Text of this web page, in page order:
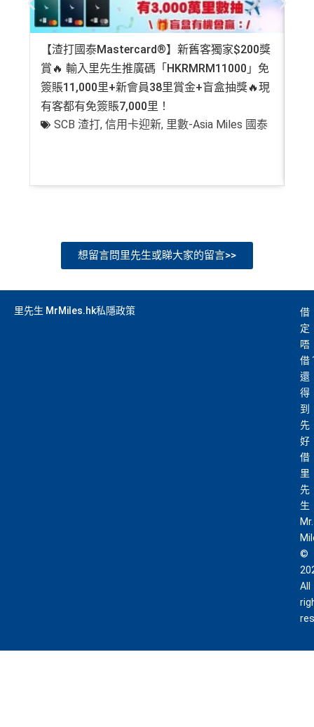
【渣打國泰Mastercard®】新舊客獨家$200獎
賞🔥 輸入里先生推廣碼「HKRMRM11000」免
簽賬11,000里+新會員38里賞金+盲盒抽獎🔥現
有客都有免簽賬7,000里！
SCB 渣打,信用卡迎新, 里數-Asia Miles 國泰
想留言問里先生或睇大家的留言>>
里先生 MrMiles.hk私隱政策
借
定
唔
借
還
得
到
先
好
借
里
先
生
Mr.
©
All